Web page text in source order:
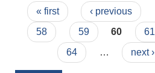
Pages
« first ‹ previous
58
59 60 61
64
… next ›